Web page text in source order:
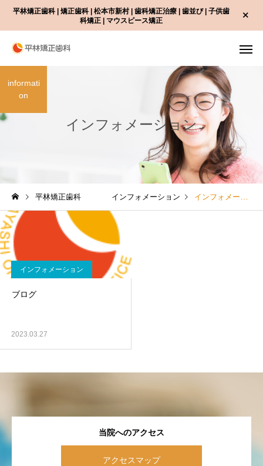
平林矯正歯科 | 矯正歯科 | 松本市新村 | 歯科矯正治療 | 歯並び | 子供歯
科矯正 | マウスピース矯正
インフォメーション
informati
on
平林矯正歯科 インフォメーション インフォメーション
インフォメーション
ブログ
2023.03.27
当院へのアクセス
アクセスマップ